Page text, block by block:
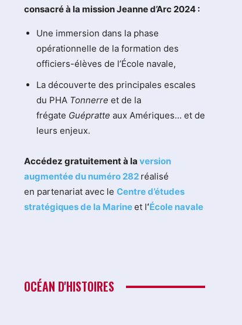
consacré à la mission Jeanne d’Arc 2024 :
Une immersion dans la phase
opérationnelle de la formation des
officiers-élèves de l’École navale,
La découverte des principales escales
du PHA Tonnerre et de la
frégate Guépratte aux Amériques… et de
leurs enjeux.
Accédez gratuitement à la version
augmentée du numéro 282 réalisé
en partenariat avec le Centre d’études
stratégiques de la Marineet l‘École navale
OCÉAN D'HISTOIRES